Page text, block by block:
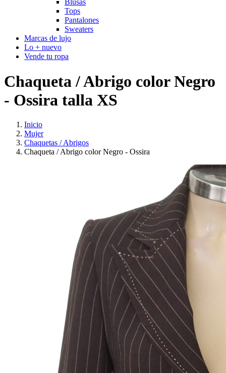
Blusas
Tops
Pantalones
Sweaters
Marcas de lujo
Lo + nuevo
Vende tu ropa
Chaqueta / Abrigo color Negro
- Ossira talla XS
Inicio
Mujer
Chaquetas / Abrigos
Chaqueta / Abrigo color Negro - Ossira